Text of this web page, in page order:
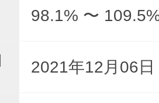
98.1% 〜
2021年12月06日